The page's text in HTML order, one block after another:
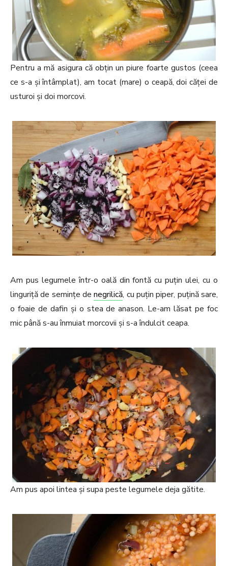
Pentru a mă asigura că obțin un piure foarte gustos (ceea
ce s-a și întâmplat), am tocat (mare) o ceapă, doi căței de
usturoi și doi morcovi.
Am pus legumele într-o oală din fontă cu puțin ulei, cu o
linguriță de semințe denegrilică, cu puțin piper, puțină sare,
o foaie de dafin și o stea de anason. Le-am lăsat pe foc
mic până s-au înmuiat morcovii și s-a îndulcit ceapa.
Am pus apoi lintea și supa peste legumele deja gătite.